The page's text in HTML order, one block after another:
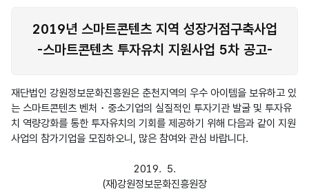
​2019년 스마트콘텐츠 지역 성장거점구축사업
-스마트콘텐츠 투자유치 지원사업 5차 공고-
재단법인 강원정보문화진흥원은 춘천지역의 우수 아이템을 보유하고 있
는 스마트콘텐츠 벤처・중소기업의 실질적인 투자기관 발굴 및 투자유
치 역량강화를 통한 투자유치의 기회를 제공하기 위해 다음과 같이 지원
사업의 참가기업을 모집하오니, 많은 참여와 관심 바랍니다.
2019.  5.
(재)강원정보문화진흥원장